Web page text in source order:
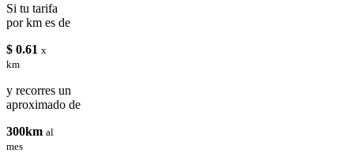
Si tu tarifa
por km es de
$ 0.61 x
km
y recorres un
aproximado de
300km al
mes